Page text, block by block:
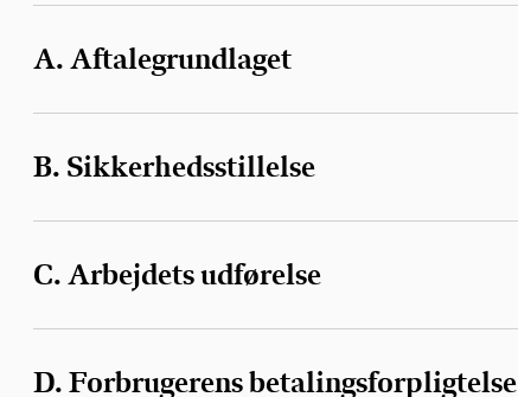
A. Aftalegrundlaget
B. Sikkerhedsstillelse
C. Arbejdets udførelse
D. Forbrugerens betalingsforpligtelse